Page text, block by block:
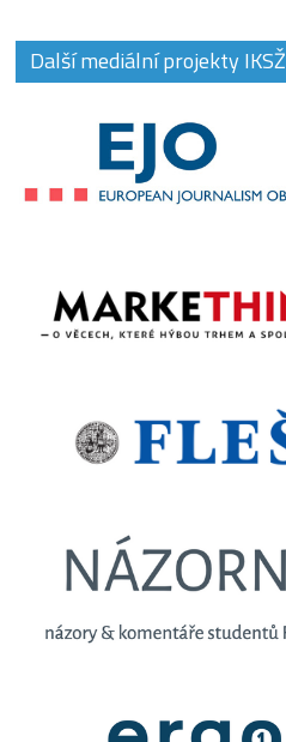
Další mediální projekty IKSŽ